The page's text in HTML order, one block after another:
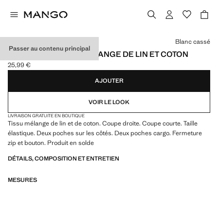
Passer au contenu principal
BERMUDA CARGO MÉLANGE DE LIN ET COTON
Prix actuel [25,99 € ]
25,99 €
Choisissez une couleur
Blanc cassé
AJOUTER
VOIR LE LOOK
LIVRAISON GRATUITE EN BOUTIQUE
Tissu mélange de lin et de coton. Coupe droite. Coupe courte. Taille
élastique. Deux poches sur les côtés. Deux poches cargo. Fermeture
zip et bouton. Produit en solde
DÉTAILS, COMPOSITION ET ENTRETIEN
MESURES